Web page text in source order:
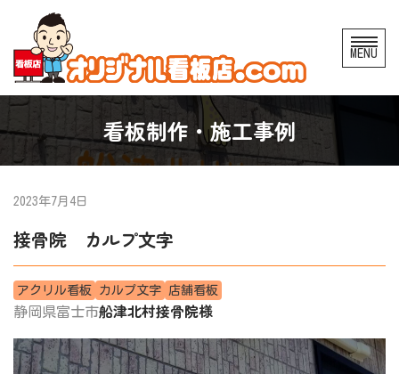
コ
ン
テ
へ
ス
ッ
プ
MENU
看板制作・施工事例
2023年7月4日
接骨院 カルプ文字
アクリル看板 カルプ文字 店舗看板
静岡県富士市船津北村接骨院様